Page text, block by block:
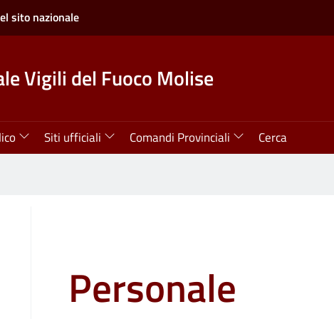
sito nazionale
Vigili del Fuoco Molise
Siti ufficiali Comandi Provinciali Cerca
Personale